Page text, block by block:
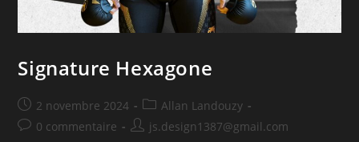
Signature Hexagone
2 novembre 2024
Allan Landouzy
0 commentaire
js.design1387@gmail.com